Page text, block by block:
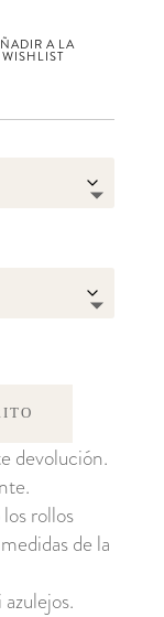
A LA
WISHLIST
devolución.
rollos
de la